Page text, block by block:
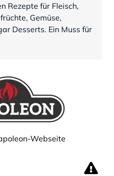
Rezepte für Fleisch,
Gemüse,
Desserts. Ein Muss für
Webseite